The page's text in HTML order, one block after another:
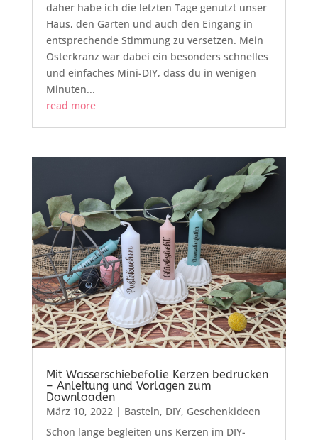
daher habe ich die letzten Tage genutzt unser
Haus, den Garten und auch den Eingang in
entsprechende Stimmung zu versetzen. Mein
Osterkranz war dabei ein besonders schnelles
und einfaches Mini-DIY, dass du in wenigen
Minuten...
read more
Mit Wasserschiebefolie Kerzen bedrucken
– Anleitung und Vorlagen zum
Downloaden
März 10, 2022| Basteln, DIY, Geschenkideen
Schon lange begleiten uns Kerzen im DIY-